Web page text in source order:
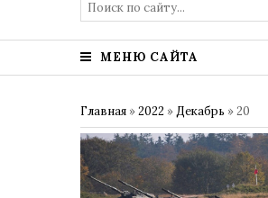
МЕНЮ САЙТА
Главная »2022 »Декабрь »20